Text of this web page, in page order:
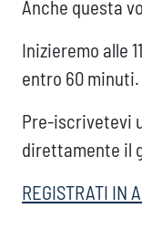
Anche questa
Inizieremo alle
entro 60 minuti.
Pre-iscrivetevi
direttamente il
REGISTRATI IN